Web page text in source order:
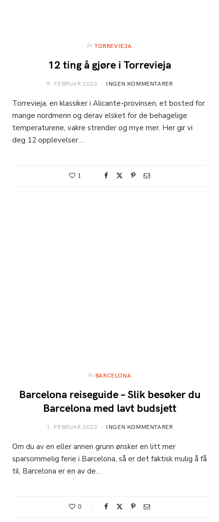
In TORREVIEJA
12 ting å gjøre i Torrevieja
9. FEBRUAR 2022 INGEN KOMMENTARER
Torrevieja, en klassiker i Alicante-provinsen, et bosted for
mange nordmenn og derav elsket for de behagelige
temperaturene, vakre strender og mye mer. Her gir vi
deg 12 opplevelser…
1
In BARCELONA
Barcelona reiseguide – Slik besøker du
Barcelona med lavt budsjett
1. FEBRUAR 2022 INGEN KOMMENTARER
Om du av en eller annen grunn ønsker en litt mer
sparsommelig ferie i Barcelona, så er det faktisk mulig å få
til. Barcelona er en av de…
0